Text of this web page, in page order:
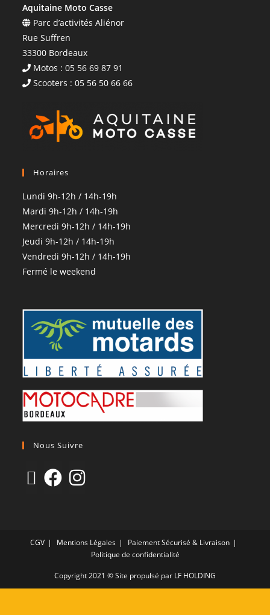
Aquitaine Moto Casse
Parc d’activités Aliénor
Rue Suffren
33300 Bordeaux
Motos : 05 56 69 87 91
Scooters : 05 56 50 66 66
Horaires
Lundi 9h-12h / 14h-19h
Mardi 9h-12h / 14h-19h
Mercredi 9h-12h / 14h-19h
Jeudi 9h-12h / 14h-19h
Vendredi 9h-12h / 14h-19h
Fermé le weekend
Nous Suivre
CGV Mentions Légales
Paiement Sécurisé & Livraison
Politique de confidentialité
Copyright 2021 © Site propulsé par LF HOLDING